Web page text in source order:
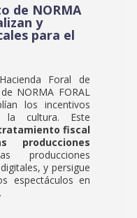
de NORMA
y
para el
Foral de
NORMA FORAL
los incentivos
cultura. Este
fiscal
producciones
y persigue
espectáculos en